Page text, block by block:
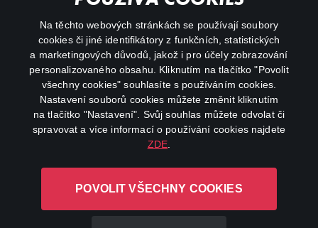
Na těchto webových stránkách se používají soubory
cookies či jiné identifikátory z funkčních, statistických
a marketingových důvodů, jakož i pro účely zobrazování
personalizovaného obsahu. Kliknutím na tlačítko "Povolit
všechny cookies" souhlasíte s používáním cookies.
Nastavení souborů cookies můžete změnit kliknutím
na tlačítko "Nastavení". Svůj souhlas můžete odvolat či
spravovat a více informací o používání cookies najdete
ZDE
POVOLIT VŠECHNY COOKIES
facebookinstagram
youtube
L-1246 Luxembourg R.C.S.